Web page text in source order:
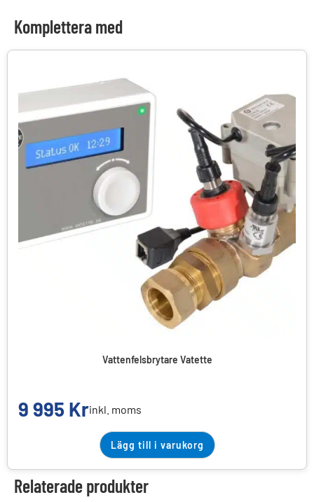
Komplettera med
Vattenfelsbrytare Vatette
9 995 Krinkl. moms
Lägg till i varukorg
Relaterade produkter